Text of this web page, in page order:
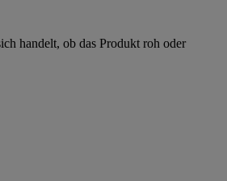
handelt, ob das Produkt roh oder